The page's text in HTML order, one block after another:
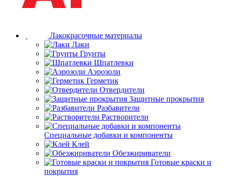
Лакокрасочные материалы
Лаки
Грунты
Шпатлевки
Аэрозоли
Герметик
Отвердители
Защитные прокрытия
Разбавители
Растворители
Специальные добавки и компоненты
Клей
Обезжириватели
Готовые краски и
покрытия